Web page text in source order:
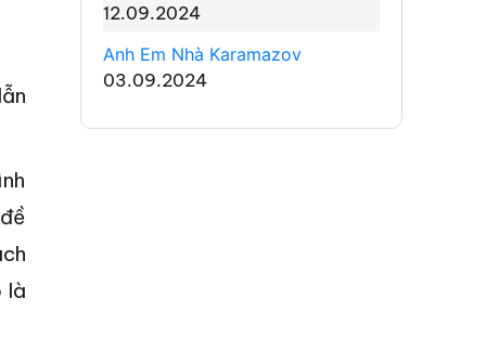
là
12.09.2024
Anh Em Nhà Karamazov
03.09.2024